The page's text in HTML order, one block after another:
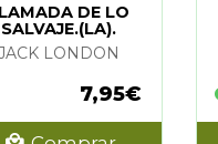
DE LO
SALVAJE.(LA).
DE LOS
DEL SUR
LONDON
7,95€